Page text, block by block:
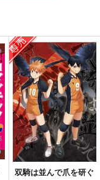
とんちき影日さん
生まれ生まれ生まれ
て、
440円（税込）
影山飛雄×日向翔陽
サンプル
作品詳細
双騎は並んで爪を研ぐ